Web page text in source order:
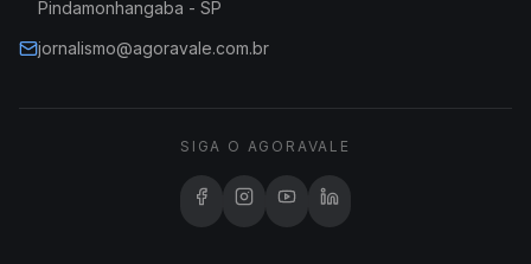
Pindamonhangaba - SP
jornalismo@agoravale.com.br
SIGA O AGORAVALE